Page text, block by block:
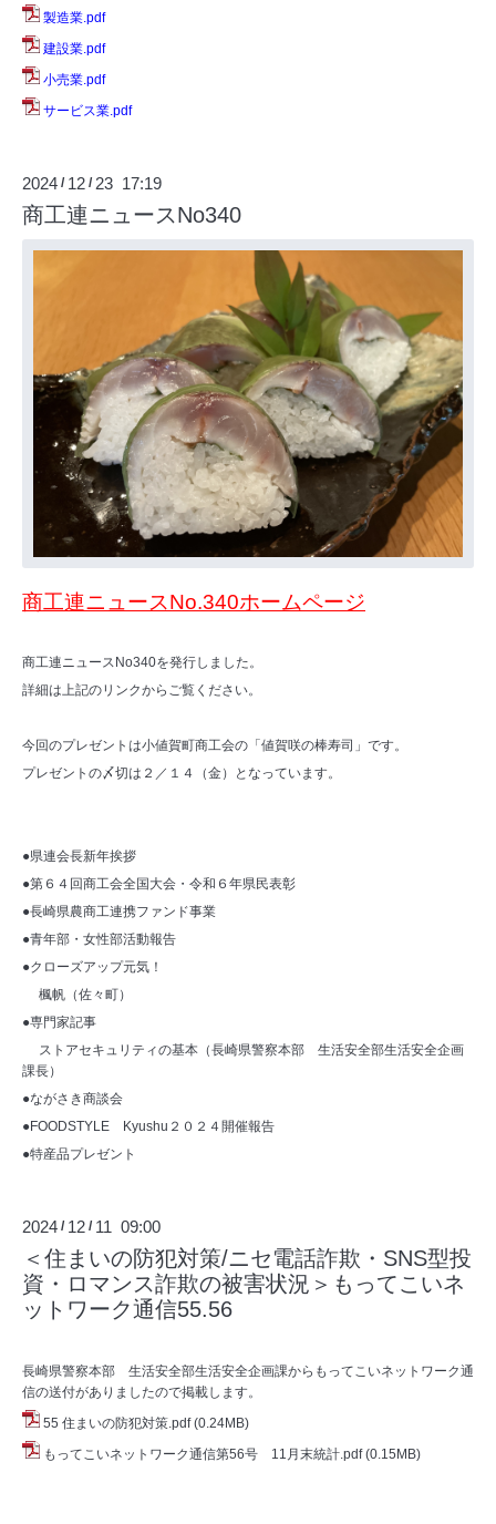
製造業.pdf
建設業.pdf
小売業.pdf
サービス業.pdf
2024 / 12 / 23 17:19
商工連ニュースNo340
商工連ニュースNo.340ホームページ
商工連ニュースNo340を発行しました。
詳細は上記のリンクからご覧ください。
今回のプレゼントは小値賀町商工会の「値賀咲の棒寿司」です。
プレゼントの〆切は２／１４（金）となっています。
●県連会長新年挨拶
●第６４回商工会全国大会・令和６年県民表彰
●長崎県農商工連携ファンド事業
●青年部・女性部活動報告
●クローズアップ元気！
楓帆（佐々町）
●専門家記事
ストアセキュリティの基本（長崎県警察本部 生活安全部生活安全企画
課長）
●ながさき商談会
●FOODSTYLE Kyushu２０２４開催報告
●特産品プレゼント
2024 / 12 / 11 09:00
＜住まいの防犯対策/ニセ電話詐欺・SNS型投
資・ロマンス詐欺の被害状況＞もってこいネ
ットワーク通信55.56
長崎県警察本部 生活安全部生活安全企画課からもってこいネットワーク通
信の送付がありましたので掲載します。
55 住まいの防犯対策.pdf (0.24MB)
もってこいネットワーク通信第56号 11月末統計.pdf (0.15MB)